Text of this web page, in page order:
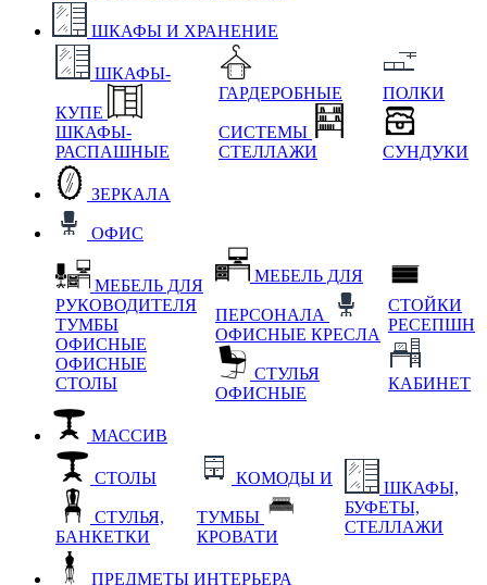
ШКАФЫ И ХРАНЕНИЕ
ШКАФЫ-
КУПЕ
ШКАФЫ-
РАСПАШНЫЕ
ГАРДЕРОБНЫЕ
СИСТЕМЫ
СТЕЛЛАЖИ
ПОЛКИ
СУНДУКИ
ЗЕРКАЛА
ОФИС
МЕБЕЛЬ ДЛЯ
РУКОВОДИТЕЛЯ
ТУМБЫ
ОФИСНЫЕ
ОФИСНЫЕ
СТОЛЫ
МЕБЕЛЬ ДЛЯ
ПЕРСОНАЛА
ОФИСНЫЕ КРЕСЛА
СТУЛЬЯ
ОФИСНЫЕ
СТОЙКИ
РЕСЕПШН
КАБИНЕТ
МАССИВ
СТОЛЫ
СТУЛЬЯ,
БАНКЕТКИ
КОМОДЫ И
ТУМБЫ
КРОВАТИ
ШКАФЫ,
БУФЕТЫ,
СТЕЛЛАЖИ
ПРЕДМЕТЫ ИНТЕРЬЕРА